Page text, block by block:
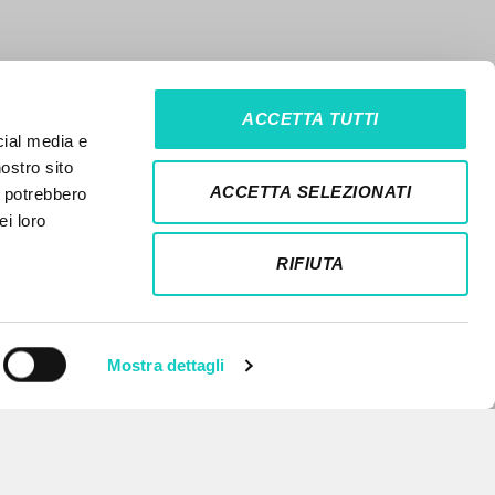
media e
sito
loro
Mostra dettagli
ACCETTA TUTTI
ACCETTA SELEZIONATI
RIFIUTA
NEWSLETTER